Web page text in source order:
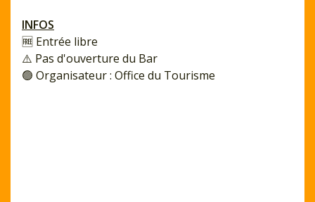
INFOS
🆓 Entrée libre
⚠️ Pas d'ouverture du Bar
🟢 Organisateur : Office du Tourisme